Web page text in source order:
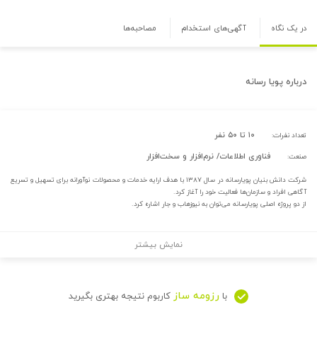
در یک نگاه آگهی‌های استخدام مصاحبه‌ها
درباره پویا رسانه
تعداد نفرات: ۱۰ تا ۵۰ نفر
صنعت: فناوری اطلاعات/ نرم‌افزار و سخت‌افزار
شرکت دانش بنیان پویارسانه در سال ۱۳۸۷ با هدف ارایه خدمات و محصولات نوآورانه برای تسهیل و تسریع
آگاهی افراد و سازمان‌ها فعالیت خود را آغاز کرد.
از دو پروژه اصلی پویارسانه می‌توان به نیوزهاب و جار اشاره کرد.
نمایش بیشتر
با رزومه ساز کاربوم نتیجه بهتری بگیرید